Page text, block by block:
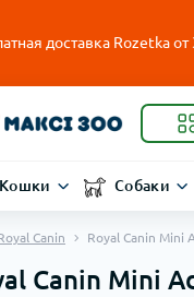
доставка Rozetka от
Кошки Собаки
Canin Royal Canin Mini
Canin Mini